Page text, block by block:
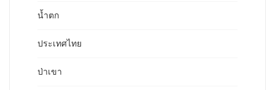
น้ำตก
ประเทศไทย
ป่าเขา